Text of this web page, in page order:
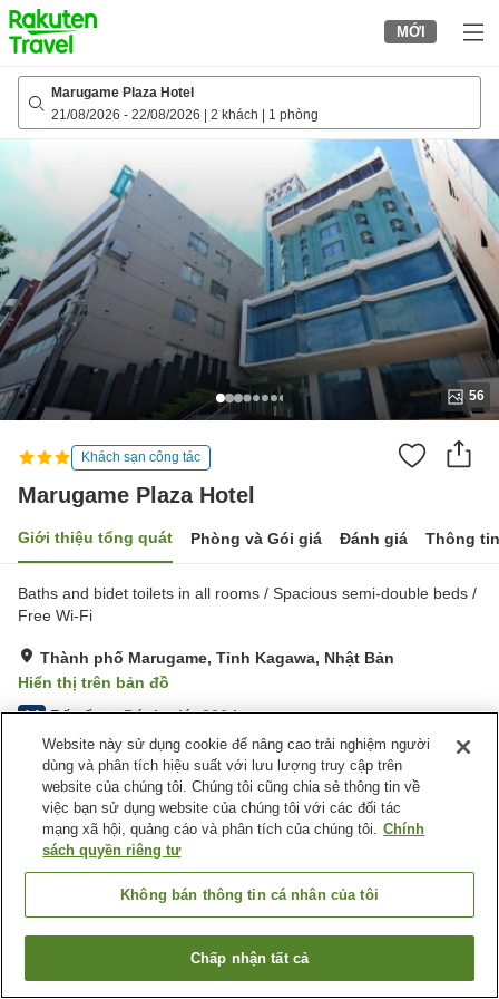
to
top
page
MỚI
Marugame Plaza Hotel
21/08/2026 - 22/08/2026 2 khách 1 phòng
56
Khách sạn công tác
Marugame Plaza Hotel
Giới thiệu tổng quát Phòng và Gói giá Đánh giá Thông
Baths and bidet toilets in all rooms / Spacious semi-double beds /
Free Wi-Fi
Thành phố Marugame, Tỉnh Kagawa, Nhật Bản
Hiển thị trên bản đồ
4.1 Rất tốt Đánh giá:206lượt
Tiện nghi chỗ nghỉ
Bãi đỗ xe
Phòng họp
Giặt ủi có phí
Giao Hàng Tận Nhà
Nhật Bản Tỉnh Kagawa
Thành phố Marugame
Marugame Plaza Hotel
Tìm phòng trống
Website này sử dụng cookie để nâng cao trải nghiệm người
dùng và phân tích hiệu suất với lưu lượng truy cập trên
website của chúng tôi. Chúng tôi cũng chia sẻ thông tin về
việc bạn sử dụng website của chúng tôi với các đối tác
mạng xã hội, quảng cáo và phân tích của chúng tôi. Chính
sách quyền riêng tư
Không bán thông tin cá nhân của tôi
Chấp nhận tất cả